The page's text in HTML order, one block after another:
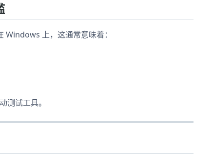
Windows 上，这通常意味着：
测试工具。